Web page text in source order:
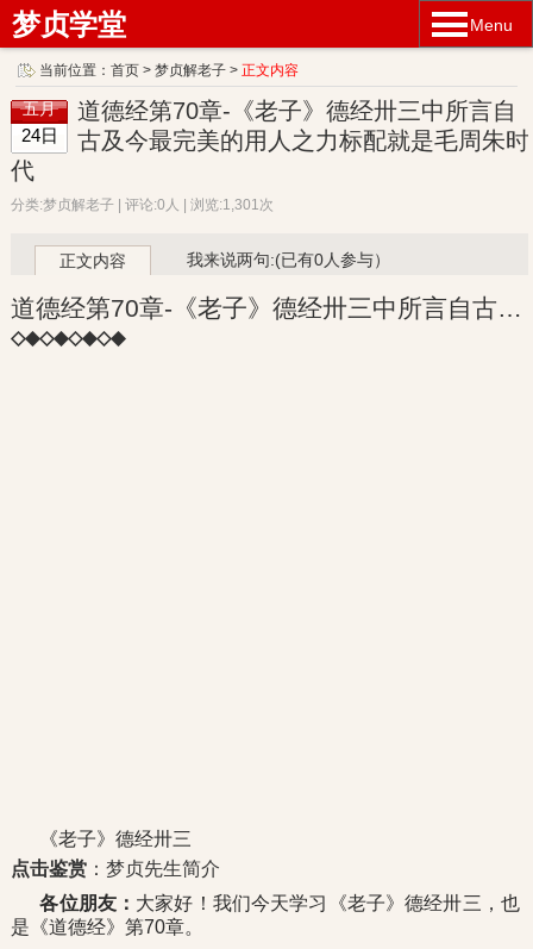
Menu
梦贞学堂
当前位置：首页 >梦贞解老子 >正文内容
五月
24日
道德经第70章-《老子》德经卅三中所言自
古及今最完美的用人之力标配就是毛周朱时
代
分类:梦贞解老子 | 评论:0人 | 浏览:1,301次
正文内容 我来说两句:(已有0人参与）
道德经第70章-《老子》德经卅三中所言自古及今最完美的用人之力标配就是毛周朱时代
◇◆◇◆◇◆◇◆
《老子》德经卅三
点击鉴赏 ：梦贞先生简介
各位朋友： 大家好！我们今天学习《老子》德经卅三，也
是《道德经》第70章。